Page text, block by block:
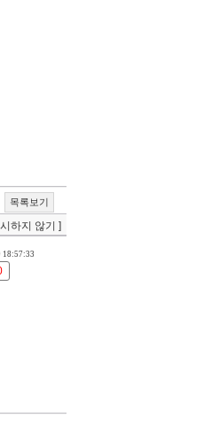
목록보기
하지 않기 ]
18:57:33